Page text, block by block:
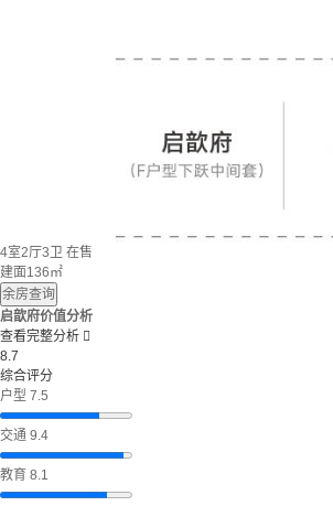
4室2厅3卫 在售
建面136㎡
余房查询
启歆府价值分析
查看完整分析 
8.7
综合评分
户型 7.5
交通 9.4
教育 8.1